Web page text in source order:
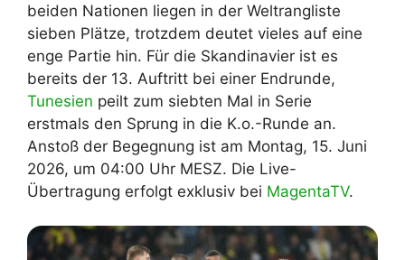
beiden Nationen liegen in der Weltrangliste
sieben Plätze, trotzdem deutet vieles auf eine
enge Partie hin. Für die Skandinavier ist es
bereits der 13. Auftritt bei einer Endrunde,
Tunesien peilt zum siebten Mal in Serie
erstmals den Sprung in die K.o.-Runde an.
Anstoß der Begegnung ist am Montag, 15. Juni
2026, um 04:00 Uhr MESZ. Die Live-
Übertragung erfolgt exklusiv bei MagentaTV.